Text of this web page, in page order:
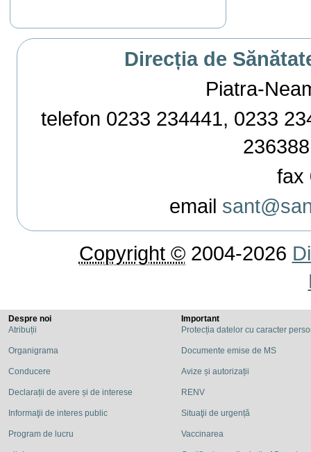
Direcția de
Piatra-
telefon 0233 234441, 0233
fax
email
Copyright ©2004-2026
Despre noi
Atribuții
Organigrama
Conducere
Declarații de avere și de interese
Informaţii de interes public
Program de lucru
Important
Protecția datelor cu caracter
Documente emise de MS
Avize și autorizații
RENV
Situaţii de urgență
Vaccinarea